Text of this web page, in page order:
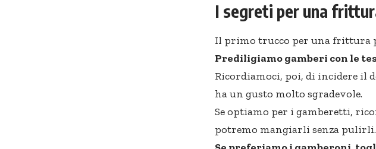
I segreti per una
Il primo trucco per una frittura
Prediligiamo gamberi con le
Ricordiamoci, poi, di incidere il
ha un gusto molto sgradevole.
Se optiamo per i gamberetti,
potremo mangiarli senza pulirli.